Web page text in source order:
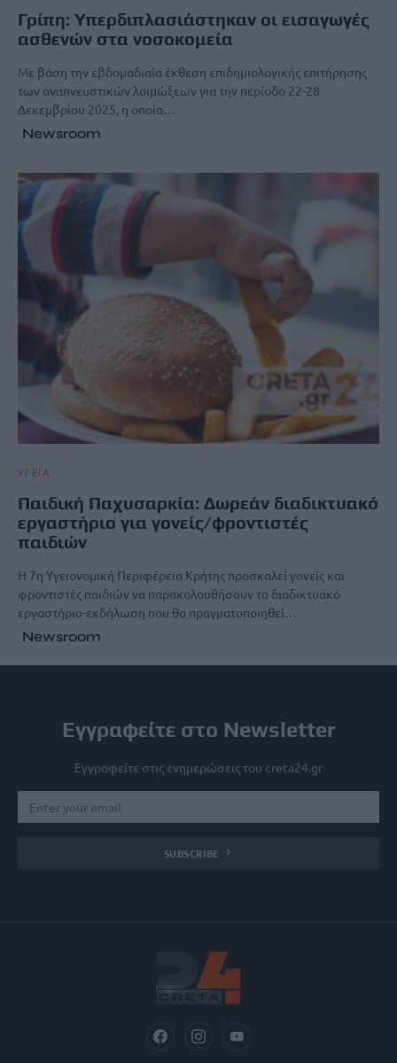
Γρίπη: Υπερδιπλασιάστηκαν οι εισαγωγές
ασθενών στα νοσοκομεία
Με βάση την εβδομαδιαία έκθεση επιδημιολογικής επιτήρησης
των αναπνευστικών λοιμώξεων για την περίοδο 22-28
Δεκεμβρίου 2025, η οποία…
Newsroom
ΥΓΕΙΑ
Παιδική Παχυσαρκία: Δωρεάν διαδικτυακό
εργαστήριο για γονείς/φροντιστές
παιδιών
Η 7η Υγειονομική Περιφέρεια Κρήτης προσκαλεί γονείς και
φροντιστές παιδιών να παρακολουθήσουν το διαδικτυακό
εργαστήριο-εκδήλωση που θα πραγματοποιηθεί…
Newsroom
Εγγραφείτε στο Newsletter
Εγγραφείτε στις ενημερώσεις του creta24.gr
SUBSCRIBE